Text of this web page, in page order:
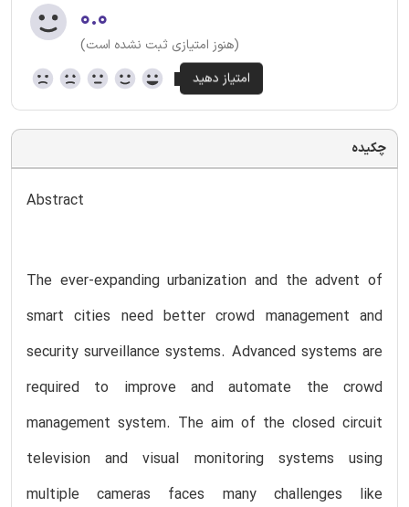
۰.۰
(هنوز امتیازی ثبت نشده است)
چکیده
Abstract
The ever-expanding urbanization and the advent of
smart cities need better crowd management and
security surveillance systems. Advanced systems are
required to improve and automate the crowd
management system. The aim of the closed circuit
television and visual monitoring systems using
multiple cameras faces many challenges like